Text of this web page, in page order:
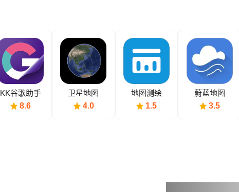
KK谷歌助手
8.6
卫星地图
4.0
地图测绘
1.5
蔚蓝地图
3.5